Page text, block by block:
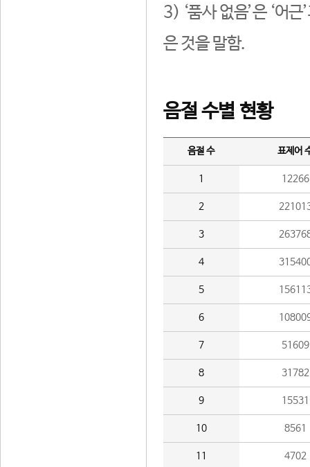
3) ‘품사 없음’은 ‘어
은 것을 말함.
음절 수별 현황
음절 수 표제어
1 12266
2
3
4
5
6
7 51609
8 31782
9 15531
10 8561
11 4702